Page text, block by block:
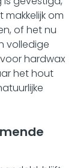
makkelijk om
of het nu
volledige
hardwax
het hout